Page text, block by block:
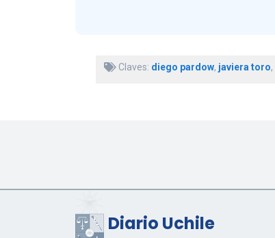
Claves: diego pardow, javiera toro,
Diario Uchile